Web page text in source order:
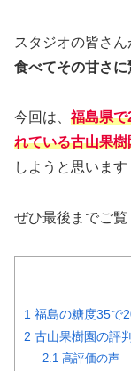
スタジオの皆さん
食べてその甘さに
今回は、福島県
れている古山果
しようと思います
ぜひ最後までご覧
1 福島の糖度35で
2 古山果樹園の評
2.1 高評価の声